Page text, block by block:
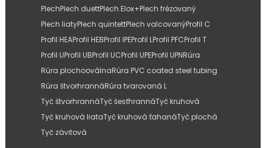
PlechPlech duettPlech Elox+Plech frézovaný
Plech liatyPlech quintettPlech valcovanýProfil C
Profil HEAProfil HEBProfil IPEProfil LProfil PFCProfil T
Profil UProfil UBProfil UCProfil UPEProfil UPNRúra
Rúra plochooválnaRúra PVC coated steel tubing
Rúra štvorhrannáRúra tvarovaná L
Tyč štvorhrannáTyč šesťhrannáTyč kruhová
Tyč kruhová liataTyč kruhová ťahanáTyč plochá
Tyč závitová